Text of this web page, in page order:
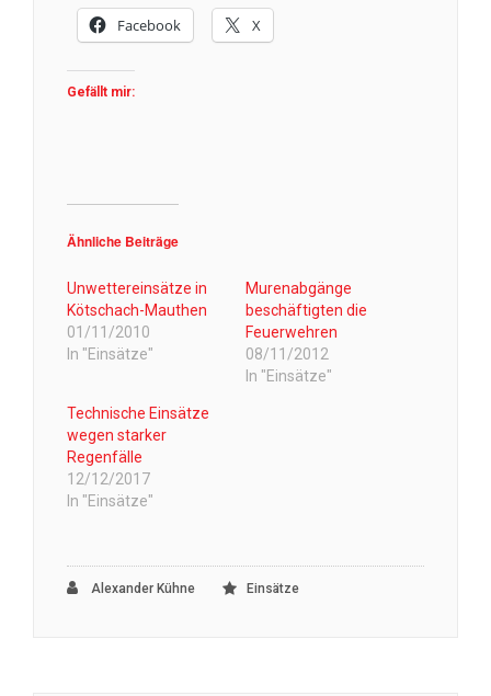
Facebook X
Gefällt mir:
Ähnliche Beiträge
Unwettereinsätze in
Kötschach-Mauthen
01/11/2010
In "Einsätze"
Murenabgänge
beschäftigten die
Feuerwehren
08/11/2012
In "Einsätze"
Technische Einsätze
wegen starker
Regenfälle
12/12/2017
In "Einsätze"
Alexander Kühne Einsätze